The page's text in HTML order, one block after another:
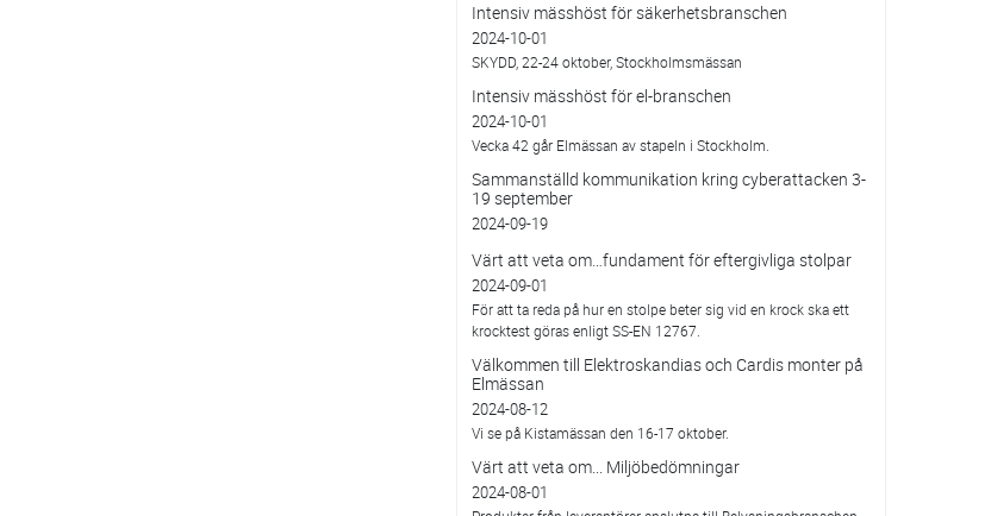
Intensiv mässhöst för säkerhetsbranschen
2024-10-01
SKYDD, 22-24 oktober, Stockholmsmässan
Intensiv mässhöst för el-branschen
2024-10-01
Vecka 42 går Elmässan av stapeln i Stockholm.
Sammanställd kommunikation kring cyberattacken 3-
19 september
2024-09-19
Värt att veta om…fundament för eftergivliga stolpar
2024-09-01
För att ta reda på hur en stolpe beter sig vid en krock ska ett
krocktest göras enligt SS-EN 12767.
Välkommen till Elektroskandias och Cardis monter på
Elmässan
2024-08-12
Vi se på Kistamässan den 16-17 oktober.
Värt att veta om... Miljöbedömningar
2024-08-01